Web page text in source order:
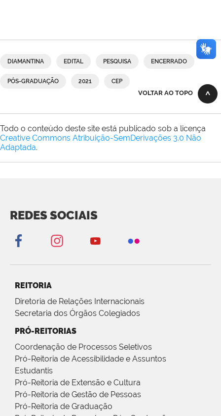
DIAMANTINA EDITAL PESQUISA ENCERRADO
PÓS-GRADUAÇÃO 2021 CEP
VOLTAR AO TOPO
Todo o conteúdo deste site está publicado sob a licença
Creative Commons Atribuição-SemDerivações 3.0 Não
Adaptada.
REDES SOCIAIS
REITORIA
Diretoria de Relações Internacionais
Secretaria dos Órgãos Colegiados
PRÓ-REITORIAS
Coordenação de Processos Seletivos
Pró-Reitoria de Acessibilidade e Assuntos
Estudantis
Pró-Reitoria de Extensão e Cultura
Pró-Reitoria de Gestão de Pessoas
Pró-Reitoria de Graduação